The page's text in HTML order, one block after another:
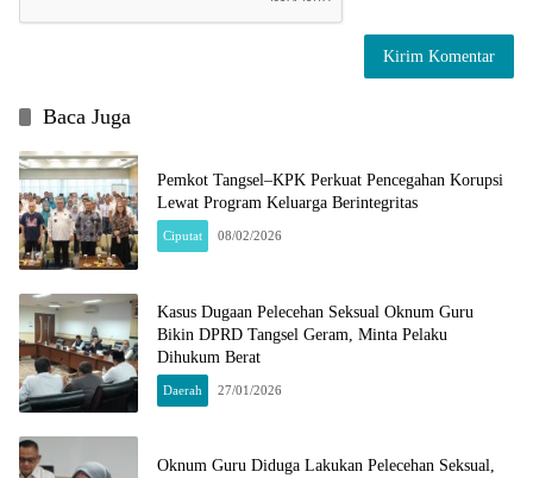
Baca Juga
Pemkot Tangsel–KPK Perkuat Pencegahan Korupsi
Lewat Program Keluarga Berintegritas
Ciputat 08/02/2026
Kasus Dugaan Pelecehan Seksual Oknum Guru
Bikin DPRD Tangsel Geram, Minta Pelaku
Dihukum Berat
Daerah 27/01/2026
Oknum Guru Diduga Lakukan Pelecehan Seksual,